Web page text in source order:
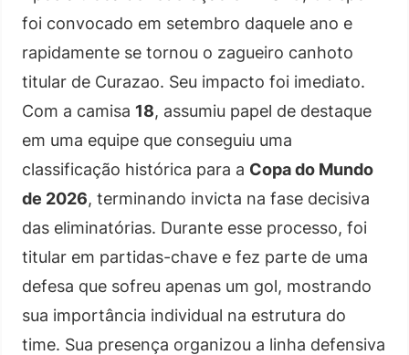
foi convocado em setembro daquele ano e
rapidamente se tornou o zagueiro canhoto
titular de Curazao. Seu impacto foi imediato.
Com a camisa 18, assumiu papel de destaque
em uma equipe que conseguiu uma
classificação histórica para a Copa do Mundo
de 2026, terminando invicta na fase decisiva
das eliminatórias. Durante esse processo, foi
titular em partidas-chave e fez parte de uma
defesa que sofreu apenas um gol, mostrando
sua importância individual na estrutura do
time. Sua presença organizou a linha defensiva